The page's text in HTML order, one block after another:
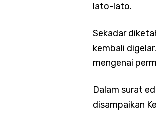
lato-lato.
Sekadar
kembali
mengenai
Dalam surat
disampaikan